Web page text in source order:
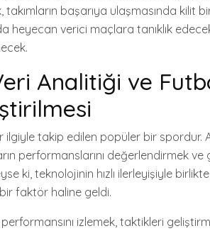
takımların başarıya ulaşmasında kilit
heyecan verici maçlara tanıklık
Analitiği ve
ilgiyle takip edilen popüler bir spordur.
performanslarını değerlendirmek ve
ki, teknolojinin hızlı ilerleyişiyle
faktör haline geldi.
izlemek, taktikleri